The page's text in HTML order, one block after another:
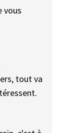
vous
tout va